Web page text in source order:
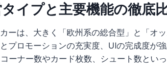
イプと主要機能の徹底
ーは、大きく「欧州系の総合型」と「オ
とプロモーションの充実度、UIの完成度が
ーナー数やカード枚数、シュート数とい